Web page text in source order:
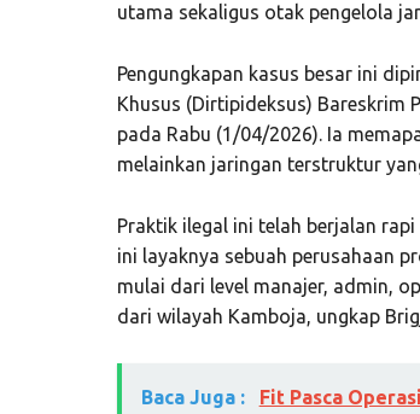
utama sekaligus otak pengelola
Pengungkapan kasus besar ini
Khusus (Dirtipideksus) Bareskrim
pada Rabu (1/04/2026). Ia
melainkan jaringan terstruktur
Praktik ilegal ini telah berjalan
ini layaknya sebuah perusahaan
mulai dari level manajer, admin,
dari wilayah Kamboja, ungkap
Baca Juga :
Fit Pasca